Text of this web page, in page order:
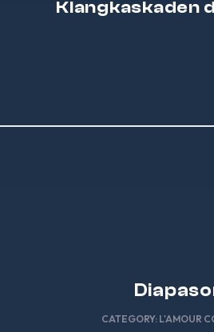
Klangkaskaden
CATEGORY: L'AMOUR